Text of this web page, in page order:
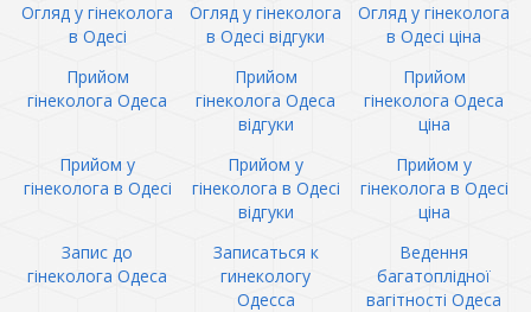
Огляд у гінеколога
в Одесі
Огляд у гінеколога
в Одесі відгуки
Огляд у гінеколога
в Одесі ціна
Прийом
гінеколога Одеса
Прийом
гінеколога Одеса
відгуки
Прийом
гінеколога Одеса
ціна
Прийом у
гінеколога в Одесі
Прийом у
гінеколога в Одесі
відгуки
Прийом у
гінеколога в Одесі
ціна
Запис до
гінеколога Одеса
Записаться к
гинекологу
Одесса
Ведення
багатоплідної
вагітності Одеса